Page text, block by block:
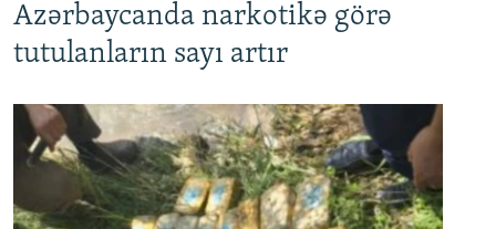
Azərbaycanda narkotikə görə
tutulanların sayı artır